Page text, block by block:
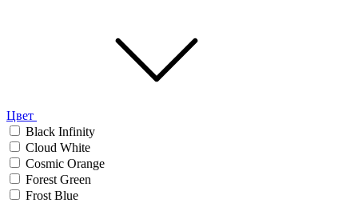
Цвет
Black Infinity
Cloud White
Cosmic Orange
Forest Green
Frost Blue